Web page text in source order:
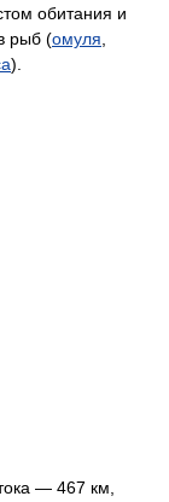
обитания и
рыб (омуля,
).
— 467 км,